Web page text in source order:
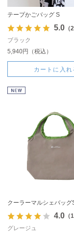
テープかごバッグ S
5.0（2
ブラック
5,940円（税込）
カートに入れ
クーラーマルシェバッグ
4.0（1
グレージュ